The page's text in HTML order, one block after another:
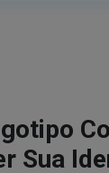
Sua